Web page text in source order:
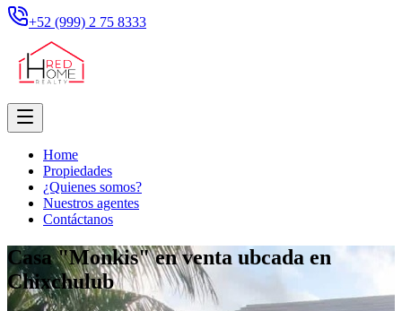
+52 (999) 2 75 8333
Home
Propiedades
¿Quienes somos?
Nuestros agentes
Contáctanos
Casa "Monkis" en venta ubcada en
Chixchulub